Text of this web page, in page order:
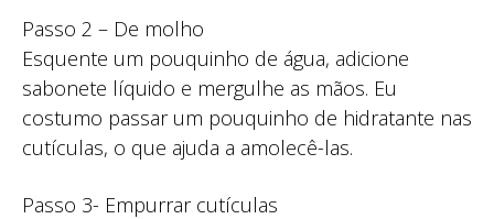
Passo 2 – De molho
Esquente um pouquinho de água, adicione
sabonete líquido e mergulhe as mãos. Eu
costumo passar um pouquinho de hidratante nas
cutículas, o que ajuda a amolecê-las.
Passo 3- Empurrar cutículas